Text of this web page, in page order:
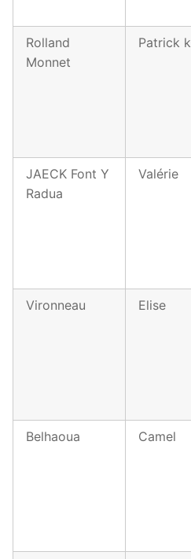
Rolland
Monnet
Patrick k
JAECK Font Y
Radua
Valérie
Vironneau Elise
Belhaoua Camel